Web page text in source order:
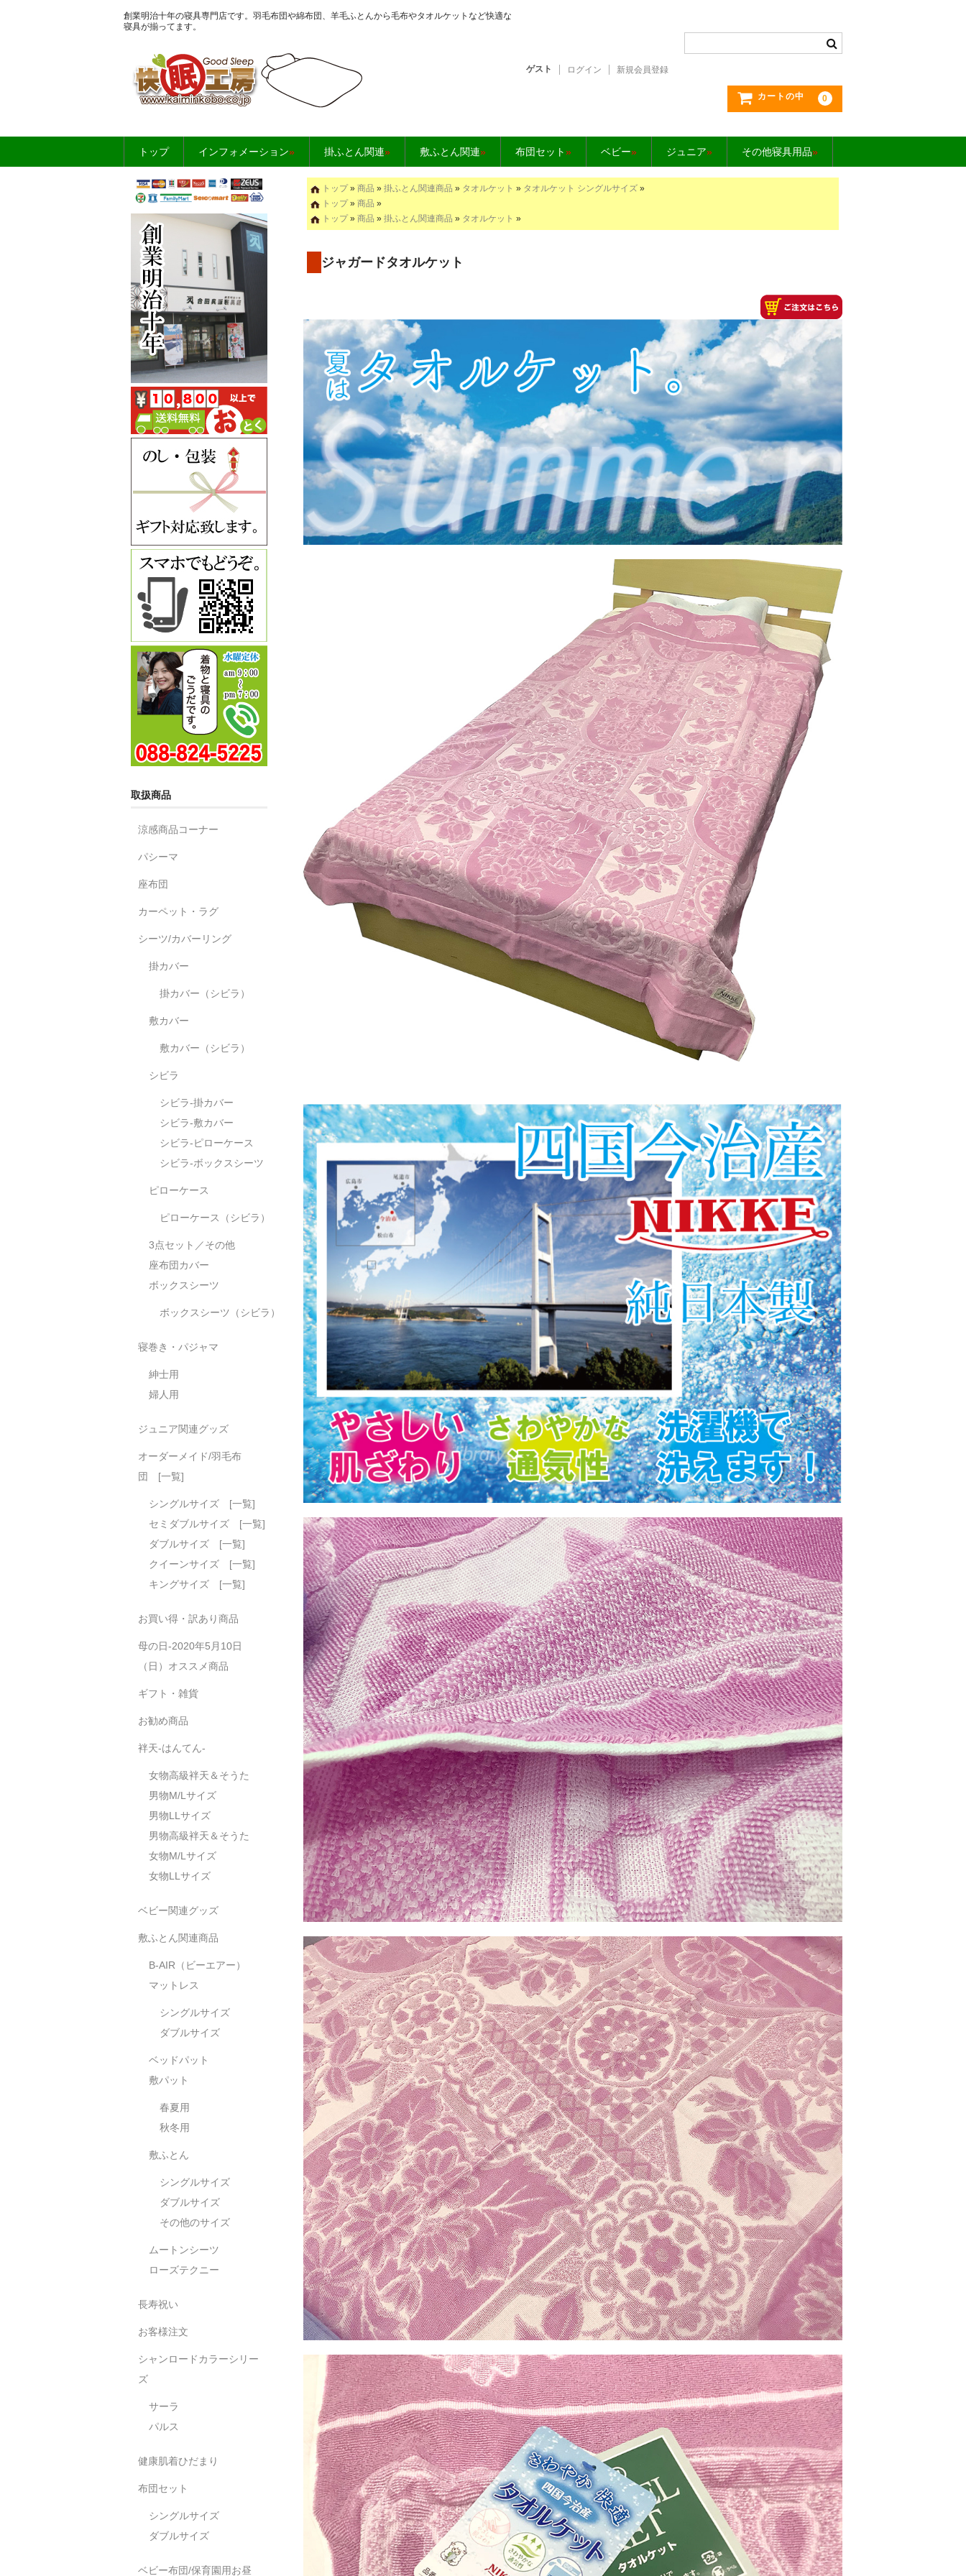
創業明治十年の寝具専門店です。羽毛布団や綿布団、羊毛ふとんから毛布やタオルケットなど快適な
寝具が揃ってます。
ゲスト ログイン 新規会員登録
カートの中 0
トップ インフォメーション» 掛ふとん関連» 敷ふとん関連» 布団セット» ベビー» ジュニア» その他寝具用品»
トップ» 商品 » 掛ふとん関連商品 » タオルケット » タオルケット シングルサイズ »
トップ» 商品 »
トップ» 商品 » 掛ふとん関連商品 » タオルケット »
ジャガードタオルケット
取扱商品
涼感商品コーナー
パシーマ
座布団
カーペット・ラグ
シーツ/カバーリング
掛カバー
掛カバー（シビラ）
敷カバー
敷カバー（シビラ）
シビラ
シビラ-掛カバー
シビラ-敷カバー
シビラ-ピローケース
シビラ-ボックスシーツ
ピローケース
ピローケース（シビラ）
3点セット／その他
座布団カバー
ボックスシーツ
ボックスシーツ（シビラ）
寝巻き・パジャマ
紳士用
婦人用
ジュニア関連グッズ
オーダーメイド/羽毛布
団 [一覧]
シングルサイズ [一覧]
セミダブルサイズ [一覧]
ダブルサイズ [一覧]
クイーンサイズ [一覧]
キングサイズ [一覧]
お買い得・訳あり商品
母の日-2020年5月10日
（日）オススメ商品
ギフト・雑貨
お勧め商品
袢天-はんてん-
女物高級袢天＆そうた
男物M/Lサイズ
男物LLサイズ
男物高級袢天＆そうた
女物M/Lサイズ
女物LLサイズ
ベビー関連グッズ
敷ふとん関連商品
B-AIR（ビーエアー）
マットレス
シングルサイズ
ダブルサイズ
ベッドパット
敷パット
春夏用
秋冬用
敷ふとん
シングルサイズ
ダブルサイズ
その他のサイズ
ムートンシーツ
ローズテクニー
長寿祝い
お客様注文
シャンロードカラーシリー
ズ
サーラ
パルス
健康肌着ひだまり
布団セット
シングルサイズ
ダブルサイズ
ベビー布団/保育園用お昼